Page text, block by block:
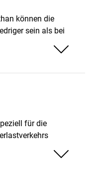
können die
sein als bei
Weniger anzeigen
für die
Weniger anzeigen